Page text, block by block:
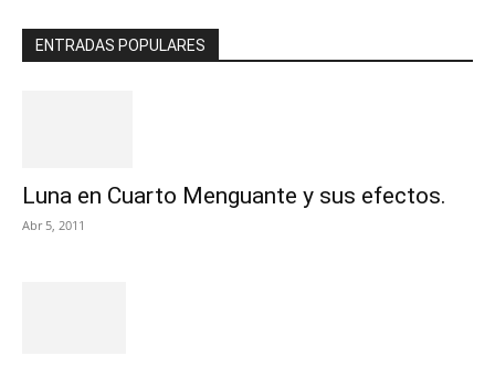
ENTRADAS POPULARES
Luna en Cuarto Menguante y sus efectos.
Abr 5, 2011